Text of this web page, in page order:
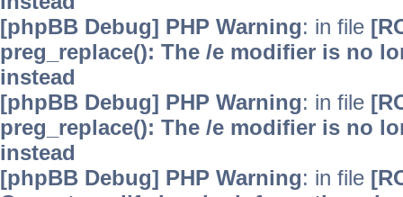
[phpBB Debug] PHP Warning: in file
preg_replace(): The /e modifier is no
instead
[phpBB Debug] PHP Warning: in file
preg_replace(): The /e modifier is no
instead
[phpBB Debug] PHP Warning: in file